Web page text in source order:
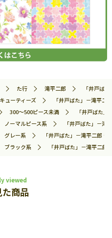
た行 滝平二郎
「井戸ば
キューティーズ
「井戸ばた」－滝平
300～500ピース未満
「井戸ばた
ノーマルピース系
「井戸ばた」－
グレー系
「井戸ばた」－滝平二郎
ブラック系 「井戸ばた」－滝平二
viewed
商品